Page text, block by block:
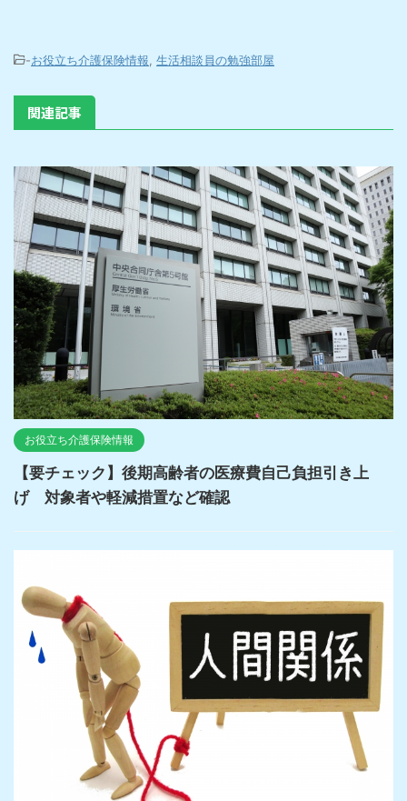
-お役立ち介護保険情報 生活相談員の勉強部屋
関連記事
お役立ち介護保険情報
【要チェック】後期高齢者の医療費自己負担引き上
げ 対象者や軽減措置など確認